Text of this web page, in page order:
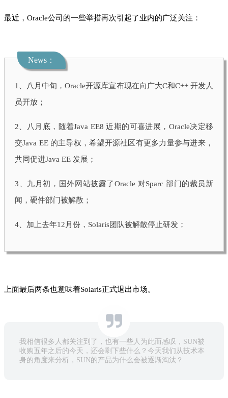
最近，Oracle公司的一些举措再次引起了业内的广泛关注：
News：
1、
八月中旬，Oracle开源库宣布现在向广大C和C++ 开发人
员开放；
2、
八月底，随着Java EE8 近期的可喜进展，Oracle决定移
交Java EE 的主导权，希望开源社区有更多力量参与进来，
共同促进Java EE 发展；
3、 九月初，国外网站披露了Oracle 对Sparc 部门的裁员新
闻，硬件部门被解散；
4、 加上去年12月份，Solaris团队被解散停止研发；
上面最后两条也意味着Solaris正式退出市场。
我相信很多人都关注到了，也有一些人为此而感叹，SUN被
收购五年之后的今天，还会剩下些什么？今天我们从技术本
身的角度来分析，SUN的产品为什么会被逐渐淘汰？